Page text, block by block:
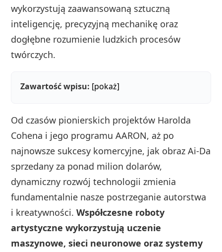
wykorzystują zaawansowaną sztuczną
inteligencję, precyzyjną mechanikę oraz
dogłębne rozumienie ludzkich procesów
twórczych.
Zawartość wpisu: [pokaż]
Od czasów pionierskich projektów Harolda
Cohena i jego programu AARON, aż po
najnowsze sukcesy komercyjne, jak obraz Ai-Da
sprzedany za ponad milion dolarów,
dynamiczny rozwój technologii zmienia
fundamentalnie nasze postrzeganie autorstwa
i kreatywności.Współczesne roboty
artystyczne wykorzystują uczenie
maszynowe, sieci neuronowe oraz systemy